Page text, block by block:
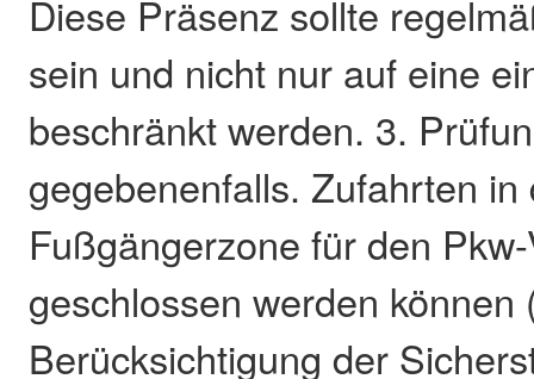
Diese Präsenz sollte
sein und nicht nur auf eine
beschränkt werden. 3.
gegebenenfalls. Zufahrten in
Fußgängerzone für den
geschlossen werden können
Berücksichtigung der